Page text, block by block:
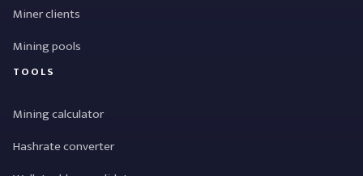
Miner clients
Mining pools
TOOLS
Mining calculator
Hashrate converter